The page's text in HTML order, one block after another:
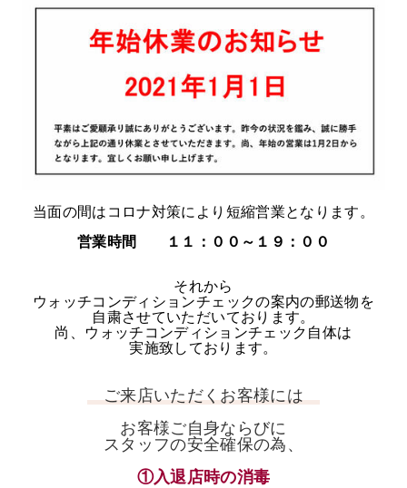
当面の間はコロナ対策により短縮営業となります。
営業時間 １１：００～１９：００
それから
ウォッチコンディションチェックの案内の郵送物を
自粛させていただいております。
尚、ウォッチコンディションチェック自体は
実施致しております。
ご来店いただくお客様には
お客様ご自身ならびに
スタッフの安全確保の為、
①入退店時の消毒